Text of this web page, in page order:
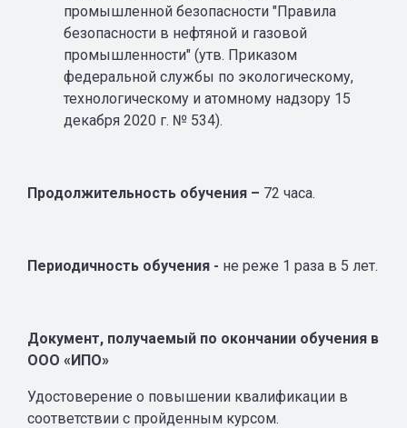
промышленной безопасности "Правила
безопасности в нефтяной и газовой
промышленности" (утв. Приказом
федеральной службы по экологическому,
технологическому и атомному надзору 15
декабря 2020 г. № 534).
Продолжительность обучения – 72 часа.
Периодичность обучения - не реже 1 раза в 5 лет.
Документ, получаемый по окончании обучения в
ООО «ИПО»
Удостоверение о повышении квалификации в
соответствии с пройденным курсом.